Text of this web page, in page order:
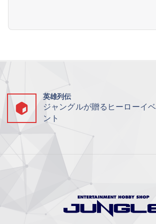
英雄列伝
ジャングルが贈るヒーローイベ
ント